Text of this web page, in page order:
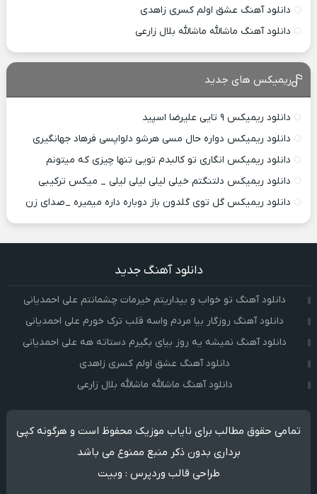
دانلود آهنگ عشق اولم کسری زاهدی
دانلود آهنگ ماشالله ماشالله بلال زارعی
ریمیکس های جدید
دانلود ریمیکس ۹ تایی علیرضا اسپید
دانلود ریمیکس دواره حال مسی هرشو دلواپسی فرهاد جهانگیری
دانلود ریمیکس انگاری تو کالبدم تویی تنها چیزی که میتونم
دانلود ریمیکس دلتنگتم خیلی لیلی لیلی لیلی _ میکس ترکیبی
دانلود ریمیکس گل توی گلدون باز دوباره داره میمیره _صدای زن
دانلود آهنگ جدید
دانلود آهنگ تو خواب و بیداریتم خیرمات چشمانتم علی احمدیانی
دانلود آهنگ روزگار بیا مردم واسه قلب ترک خورم علی احمدیانی
دانلود آهنگ نمیشه یه روز بیای بگیرم دستاته هه علی احمدیانی
دانلود آهنگ عشق اولم کسری زاهدی
دانلود آهنگ ماشالله ماشالله بلال زارعی
تمامی حقوق مطالب برای نایاب موزیک محفوظ است و هرگونه کپی
برداری بدون ذکر منبع ممنوع می باشد
طراحی قالب وردپرس : وبیت